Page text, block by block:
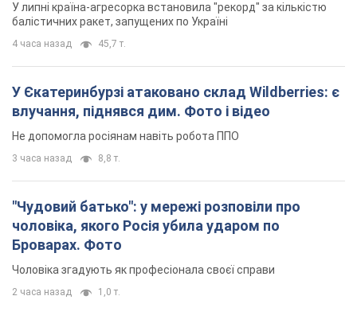
У липні країна-агресорка встановила "рекорд" за кількістю
балістичних ракет, запущених по Україні
4 часа назад 45,7 т.
У Єкатеринбурзі атаковано склад Wildberries: є
влучання, піднявся дим. Фото і відео
Не допомогла росіянам навіть робота ППО
3 часа назад 8,8 т.
"Чудовий батько": у мережі розповіли про
чоловіка, якого Росія убила ударом по
Броварах. Фото
Чоловіка згадують як професіонала своєї справи
2 часа назад 1,0 т.